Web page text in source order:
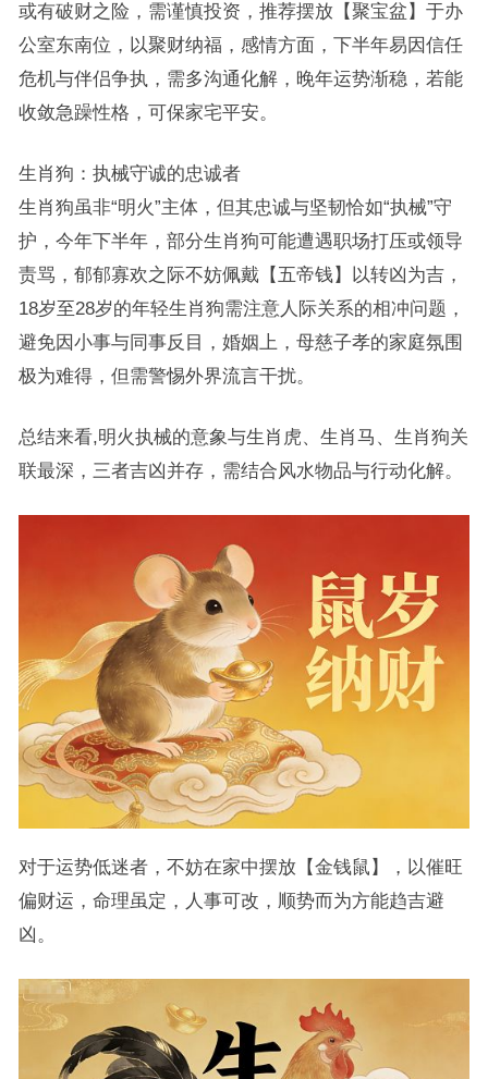
或有破财之险，需谨慎投资，推荐摆放【聚宝盆】于办
公室东南位，以聚财纳福，感情方面，下半年易因信任
危机与伴侣争执，需多沟通化解，晚年运势渐稳，若能
收敛急躁性格，可保家宅平安。
生肖狗：执械守诚的忠诚者
生肖狗虽非“明火”主体，但其忠诚与坚韧恰如“执械”守
护，今年下半年，部分生肖狗可能遭遇职场打压或领导
责骂，郁郁寡欢之际不妨佩戴【五帝钱】以转凶为吉，
18岁至28岁的年轻生肖狗需注意人际关系的相冲问题，
避免因小事与同事反目，婚姻上，母慈子孝的家庭氛围
极为难得，但需警惕外界流言干扰。
总结来看,明火执械的意象与生肖虎、生肖马、生肖狗关
联最深，三者吉凶并存，需结合风水物品与行动化解。
对于运势低迷者，不妨在家中摆放【金钱鼠】，以催旺
偏财运，命理虽定，人事可改，顺势而为方能趋吉避
凶。